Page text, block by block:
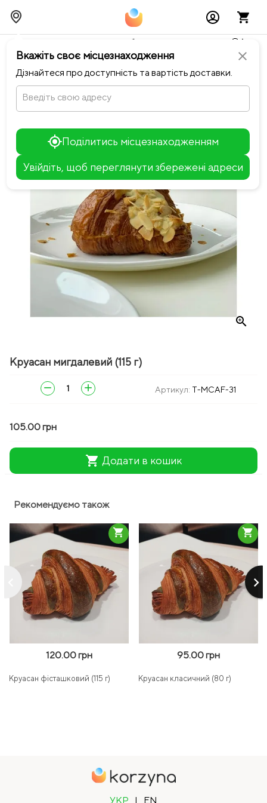
close
Вкажіть своє місцезнаходження
Дізнайтеся про доступність та вартість доставки.
Введіть свою адресу
Поділитись місцезнаходженням
Увійдіть, щоб переглянути збережені адреси
−
Тимчасово можливі перебої із онлайн оплатами🥺🔧
chevron_leftПовернутися до Міське Кафе 0352
zoom_in
Круасан мигдалевий (115 г)
remove add Артикул: T-MCAF-31
105.00 грн
shopping_cart Додати в кошик
Рекомендуємо також
keyboard_arrow_right
120.00 грн
Круасан фісташковий (115 г)
shopping_cart
95.00 грн
Круасан класичний (80 г)
shopping_cart
УКР | EN